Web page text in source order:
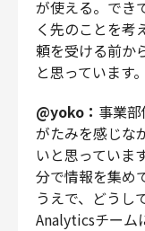
が使える。でき
く先のことを考
頼を受ける前か
と思っています。
@yoko： 事業
がたみを感じな
いと思っていま
分で情報を集め
うえで、どうし
Analyticsチーム